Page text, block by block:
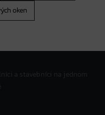
oken
a stavebníci na jednom